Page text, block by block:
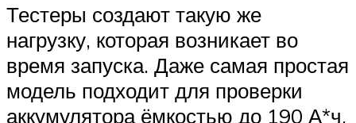
Тестеры создают такую же
нагрузку, которая возникает во
время запуска. Даже самая простая
модель подходит для проверки
аккумулятора ёмкостью до 190 А*ч.